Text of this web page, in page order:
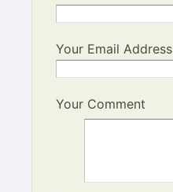
Your Email Address
Your Comment